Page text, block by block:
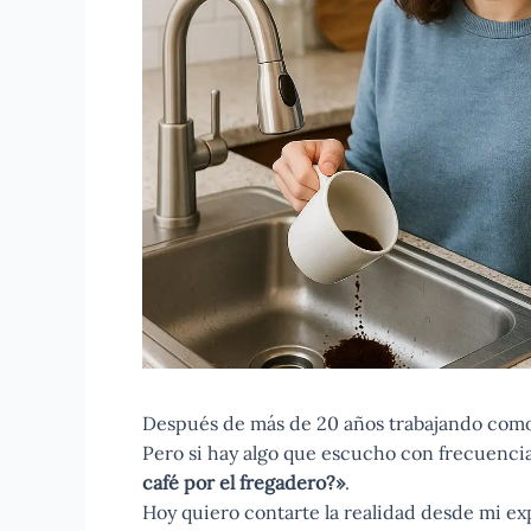
Después de más de 20 años trabajando
Pero si hay algo que escucho con
café por el fregadero?».
Hoy quiero contarte la realidad desde mi